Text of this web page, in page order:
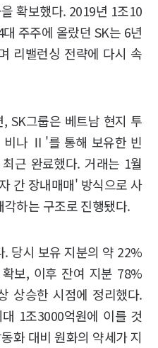
확보했다. 2019년 1조10
주주에 올랐던 SK는 6년
리밸런싱 전략에 다시 속
SK그룹은 베트남 현지 투
비나 Ⅱ'를 통해 보유한 빈
근 완료했다. 거래는 1월
간 장내매매' 방식으로 사
하는 구조로 진행됐다.
당시 보유 지분의 약 22%
보, 이후 잔여 지분 78%
상승한 시점에 정리했다.
1조3000억원에 이를 것
화 대비 원화의 약세가 지